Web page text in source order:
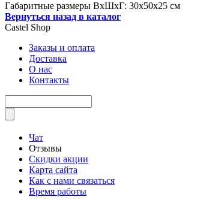
Габаритные размеры ВхШхГ: 30x50x25 см
Вернуться назад в каталог
Castel Shop
Заказы и оплата
Доставка
О нас
Контакты
Чат
Отзывы
Скидки акции
Карта сайта
Как с нами связаться
Время работы